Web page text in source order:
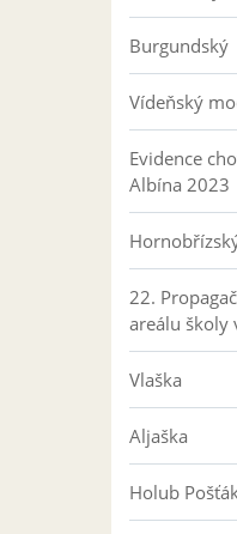
Burgundský
Vídeňský
Evidence
Albína 2023
22.
areálu školy
Vlaška
Aljaška
Holub